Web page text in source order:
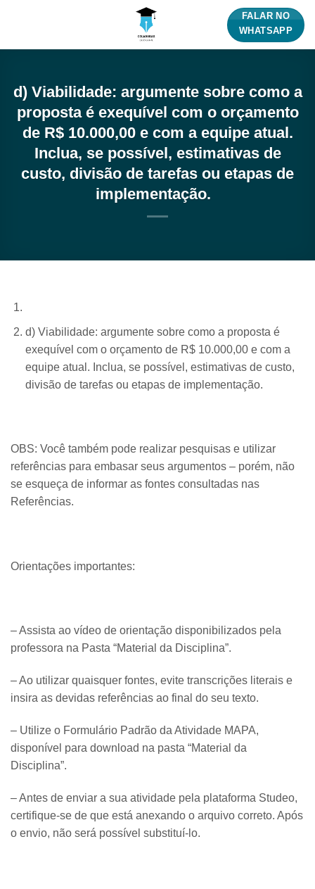
FALAR NO
WHATSAPP
d) Viabilidade: argumente sobre como a
proposta é exequível com o orçamento
de R$ 10.000,00 e com a equipe atual.
Inclua, se possível, estimativas de
custo, divisão de tarefas ou etapas de
implementação.
d) Viabilidade: argumente sobre como a proposta é
exequível com o orçamento de R$ 10.000,00 e com a
equipe atual. Inclua, se possível, estimativas de custo,
divisão de tarefas ou etapas de implementação.
OBS: Você também pode realizar pesquisas e utilizar
referências para embasar seus argumentos – porém, não
se esqueça de informar as fontes consultadas nas
Referências.
​Orientações importantes:
– Assista ao vídeo de orientação disponibilizados pela
professora na Pasta “Material da Disciplina”.
– Ao utilizar quaisquer fontes, evite transcrições literais e
insira as devidas referências ao final do seu texto.
– Utilize o Formulário Padrão da Atividade MAPA,
disponível para download na pasta “Material da
Disciplina”.
– Antes de enviar a sua atividade pela plataforma Studeo,
certifique-se de que está anexando o arquivo correto. Após
o envio, não será possível substituí-lo.